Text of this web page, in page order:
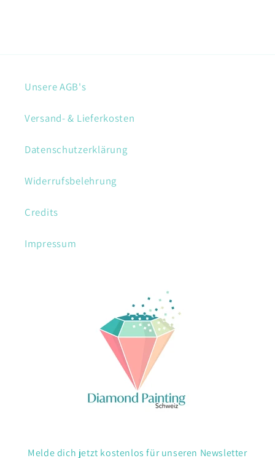
Unsere AGB's
Versand- & Lieferkosten
Datenschutzerklärung
Widerrufsbelehrung
Credits
Impressum
Melde dich jetzt kostenlos für unseren Newsletter